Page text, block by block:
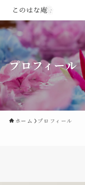
プロフィール
ホーム プロフィール